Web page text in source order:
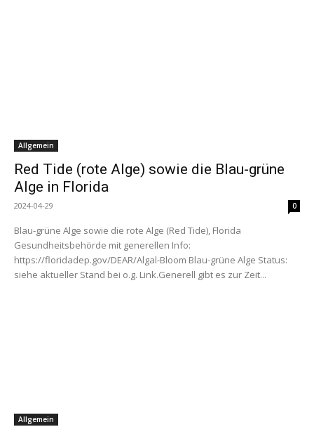
Allgemein
Red Tide (rote Alge) sowie die Blau-grüne
Alge in Florida
2024-04-29 0
Blau-grüne Alge sowie die rote Alge (Red Tide), Florida
Gesundheitsbehörde mit generellen Info:
https://floridadep.gov/DEAR/Algal-Bloom Blau-grüne Alge Status:
siehe aktueller Stand bei o.g. Link.Generell gibt es zur Zeit...
Allgemein